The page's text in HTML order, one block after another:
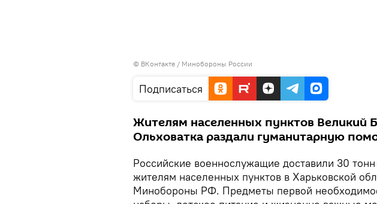
© ВКонтакте / Минобороны России
Подписаться
Жителям населенных пунктов Великий
Ольховатка раздали гуманитарную
Российские военнослужащие доставили 30
жителям населенных пунктов в Харьковской
Минобороны РФ. Предметы первой